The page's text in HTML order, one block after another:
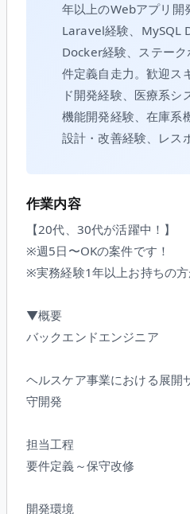
年以上のWebアプリ開
Laravel経験、MySQL
Docker経験、ステー
件定義自走力。歓迎ス
ド開発経験、医療系シ
機能開発経験、在庫系
設計・改善経験、レス
作業内容
【20代、30代が活躍中！】
※週5日〜OKの案件です！
※実務経験1年以上お持ちの方
▼概要
バックエンドエンジニア
ヘルスケア事業における展開
守開発
担当工程
要件定義～保守改修
開発環境